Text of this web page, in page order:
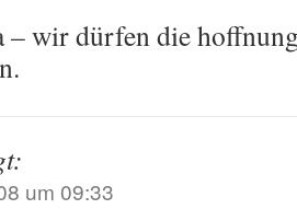
– wir dürfen die
um 09:33